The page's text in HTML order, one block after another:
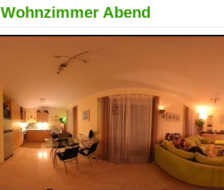
Wohnzimmer Abend